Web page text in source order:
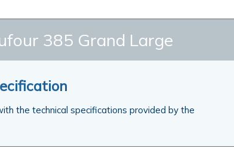
385 Grand Large
the technical specifications provided by the